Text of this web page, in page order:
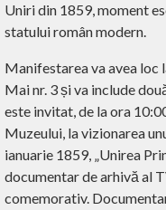
Uniri din 1859, moment
statului român modern.
Manifestarea va avea loc
Mai nr. 3 și va include
este invitat, de la ora
Muzeului, la vizionarea
ianuarie 1859, „Unirea
documentar de arhivă al
comemorativ.